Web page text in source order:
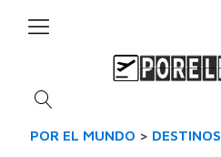
POR EL MUNDO > DESTINOS